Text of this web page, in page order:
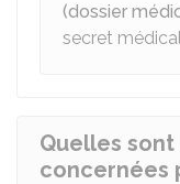
(dossier
secret
Quelles
concernées